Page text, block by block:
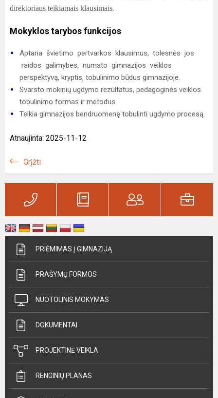
direktoriaus teikiamais klausimais.
Mokyklos tarybos funkcijos
Aptaria švietimo pertvarkos klausimus, tolesnės jos
raidos galimybes, numato gimnazijos veiklos
perspektyvą, kryptis, tobulinimo būdus gimnazijoje.
Svarsto mokinių ugdymo rezultatus, pedagoginės veiklos
tobulinimo formas ir metodus.
Telkia gimnazijos bendruomenę tobulinti ugdymo procesą.
Atnaujinta: 2025-11-12
Grįžti
PRIĖMIMAS Į GIMNAZIJĄ
PRAŠYMŲ FORMOS
NUOTOLINIS MOKYMAS
DOKUMENTAI
PROJEKTINĖ VEIKLA
RENGINIŲ PLANAS